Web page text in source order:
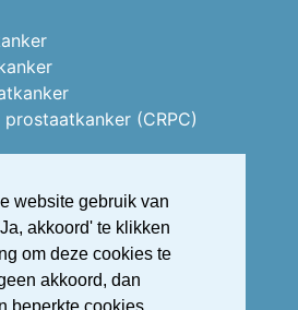
website gebruik van
akkoord' te klikken
om deze cookies te
akkoord, dan
(CRPC)
Ipdf Dutch